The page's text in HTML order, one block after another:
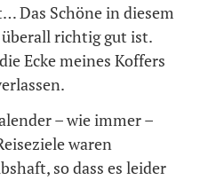
Das Schöne in diesem
überall richtig gut ist.
Ecke meines Koffers
– wie immer –
waren
so dass es leider